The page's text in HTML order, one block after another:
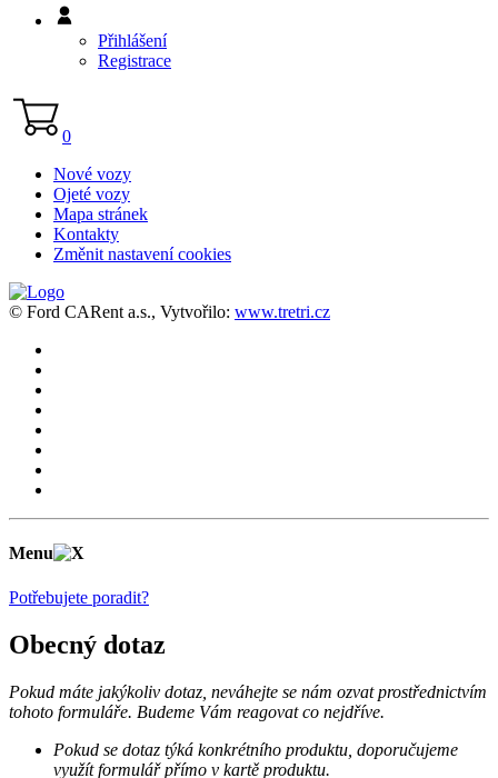
Přihlášení
Registrace
0
Nové vozy
Ojeté vozy
Mapa stránek
Kontakty
Změnit nastavení cookies
© Ford CARent a.s., Vytvořilo: www.tretri.cz
Menu
Potřebujete poradit?
Obecný dotaz
Pokud máte jakýkoliv dotaz, neváhejte se nám ozvat prostřednictvím
tohoto formuláře. Budeme Vám reagovat co nejdříve.
Pokud se dotaz týká konkrétního produktu, doporučujeme
využít formulář přímo v kartě produktu.